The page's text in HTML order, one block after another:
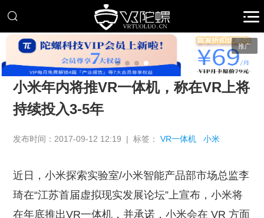
推广
小米年内将推VR一体机，称在VR上将
持续投入3-5年
发布时间：2017-09-12 12:19 | 标签：VR一体机 小米
近日，小米探索实验室/小米智能产品部市场总监李
琦在“江苏首届虚拟现实发展论坛”上宣布，小米将
在年底推出VR一体机，并承诺，小米会在 VR 方面